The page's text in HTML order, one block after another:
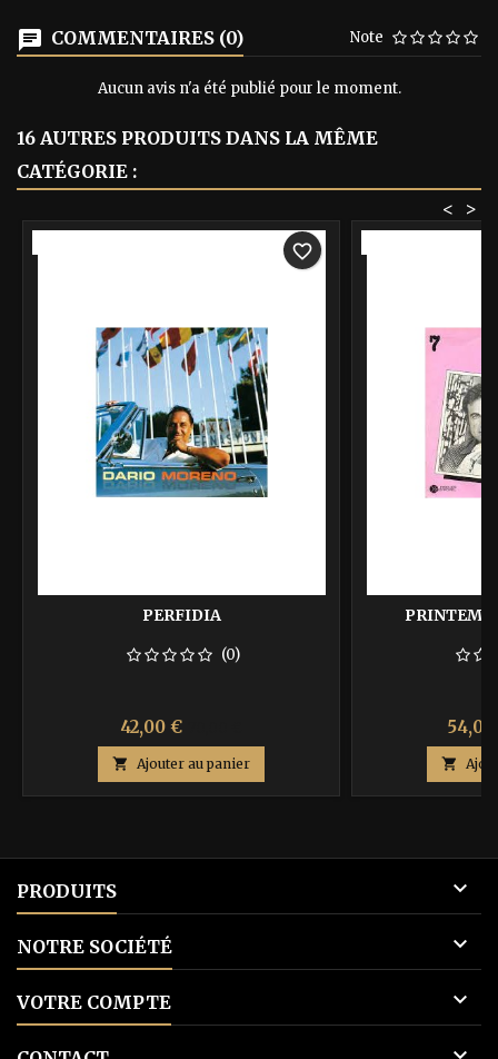
COMMENTAIRES (0) Note
Aucun avis n'a été publié pour le moment.
16 AUTRES PRODUITS DANS LA MÊME
CATÉGORIE :
>
<
PERFIDIA
(0)
Prix
42,00 €
base
 Ajouter au panier
favorite_border
Prix

PRODUITS 
NOTRE SOCIÉTÉ 
VOTRE COMPTE 